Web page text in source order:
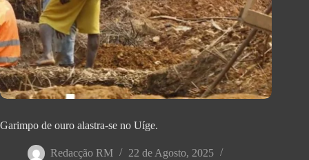
Garimpo de ouro alastra-se no Uíge.
Redacção RM
22 de Agosto, 2025